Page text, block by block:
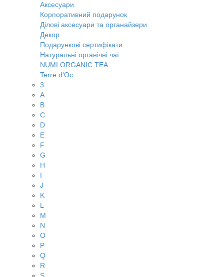
Аксесуари
Корпоративний подарунок
Ділові аксесуари та органайзери
Декор
Подарункові сертифікати
Натуральні органічні чаї
NUMI ORGANIC TEA
Terre d'Oc
3
A
B
C
D
E
F
G
H
I
J
K
L
M
N
O
P
Q
R